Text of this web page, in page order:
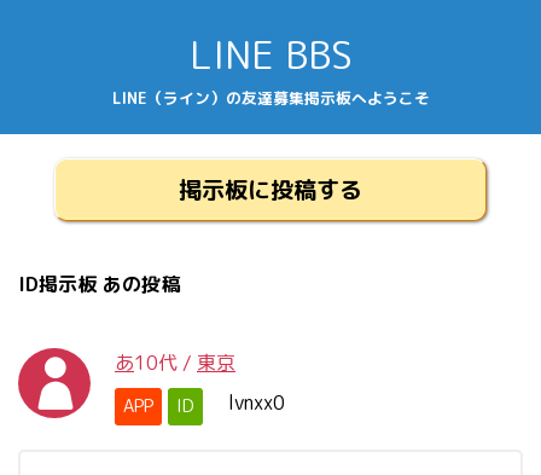
LINE BBS
LINE（ライン）の友達募集掲示板へようこそ
掲示板に投稿する
ID掲示板 あの投稿
あ10代 / 東京
APP ID lvnxx0